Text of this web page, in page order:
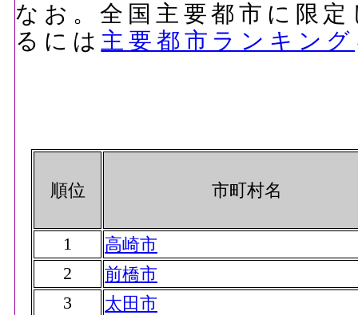
なお。全国主要都市に限
るには 主要都市ランキング
順位 市町村名
1
高崎市
2
前橋市
3
太田市